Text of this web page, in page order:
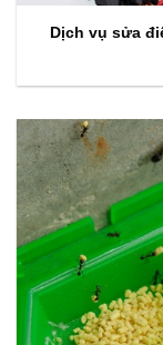
Dịch vụ sửa